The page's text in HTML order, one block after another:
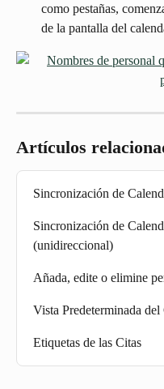
como pestañas,
de la pantalla del
Artículos
Sincronización de
Sincronización de
(unidireccional)
Añada, edite o elimine
Vista Predeterminada
Etiquetas de las Citas